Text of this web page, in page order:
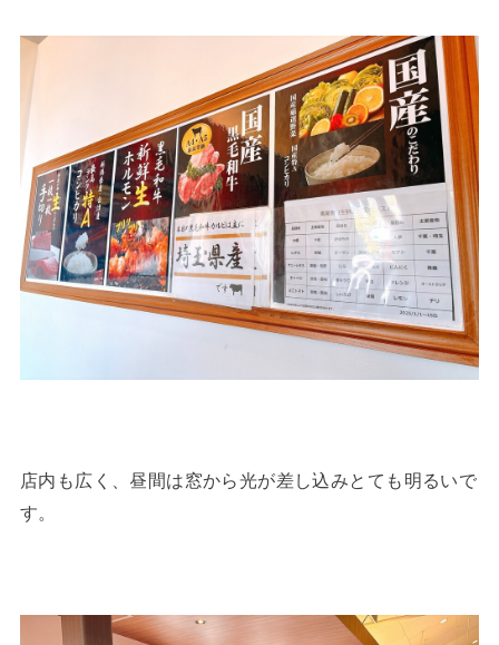
店内も広く、昼間は窓から光が差し込みとても明るいで
す。